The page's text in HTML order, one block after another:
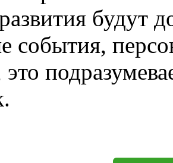
будут
события,